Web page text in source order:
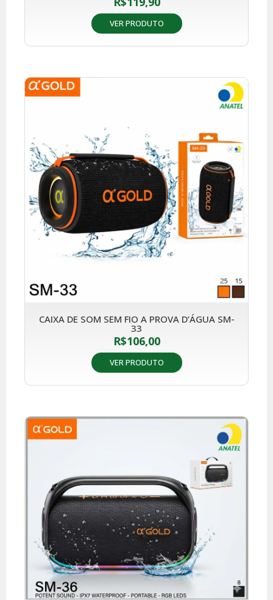
VER PRODUTO
CAIXA DE SOM SEM FIO A PROVA D’ÁGUA SM-
33
R$106,00
VER PRODUTO